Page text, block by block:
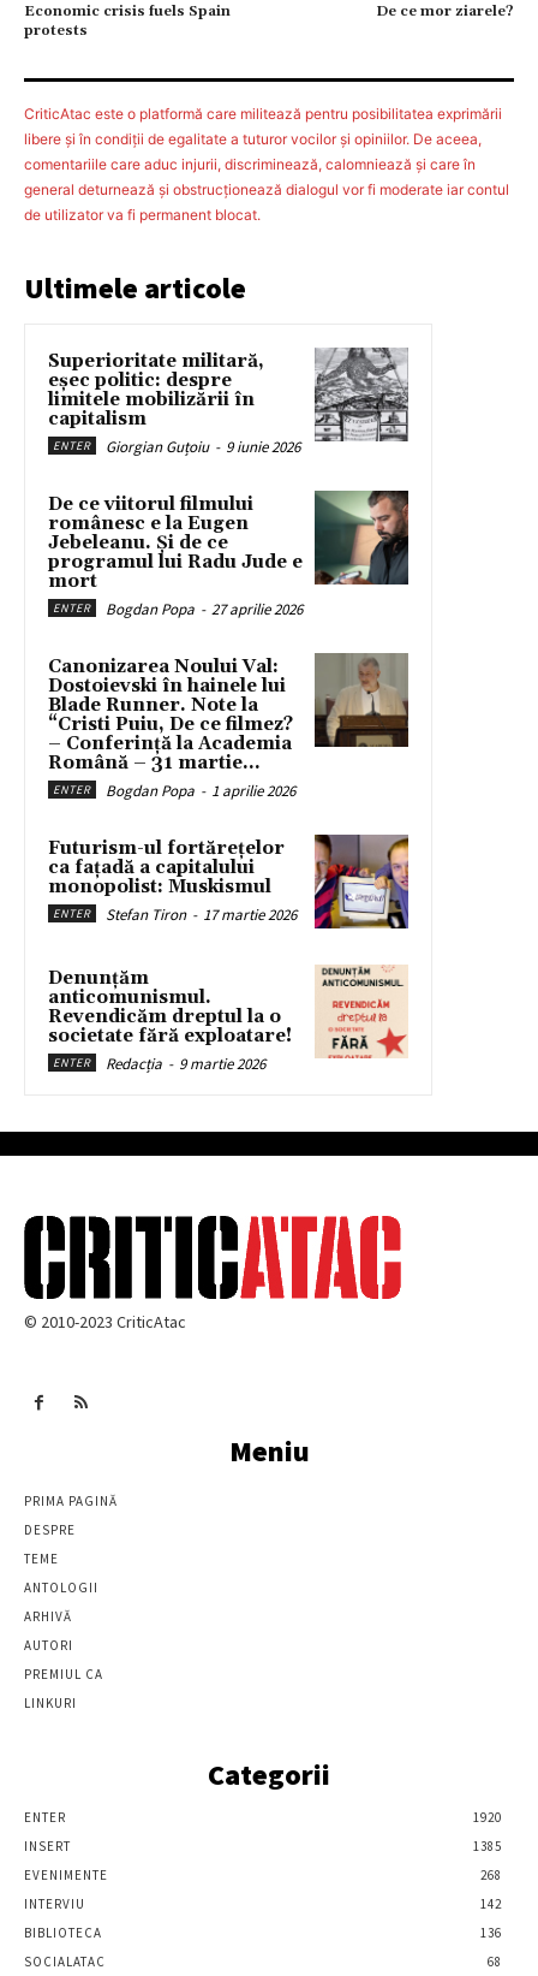
Economic crisis fuels Spain
protests
De ce mor ziarele?
CriticAtac este o platformă care militează pentru posibilitatea exprimării
libere şi în condiţii de egalitate a tuturor vocilor şi opiniilor. De aceea,
comentariile care aduc injurii, discriminează, calomniează şi care în
general deturnează şi obstrucţionează dialogul vor fi moderate iar contul
de utilizator va fi permanent blocat.
Ultimele articole
Superioritate militară,
eșec politic: despre
limitele mobilizării în
capitalism
ENTER Giorgian Guțoiu - 9 iunie 2026
De ce viitorul filmului
românesc e la Eugen
Jebeleanu. Și de ce
programul lui Radu Jude e
mort
ENTER Bogdan Popa - 27 aprilie 2026
Canonizarea Noului Val:
Dostoievski în hainele lui
Blade Runner. Note la
“Cristi Puiu, De ce filmez?
– Conferință la Academia
Română – 31 martie...
ENTER Bogdan Popa - 1 aprilie 2026
Futurism-ul fortărețelor
ca fațadă a capitalului
monopolist: Muskismul
ENTER Stefan Tiron - 17 martie 2026
Denunțăm
anticomunismul.
Revendicăm dreptul la o
societate fără exploatare!
ENTER Redacția - 9 martie 2026
© 2010-2023 CriticAtac
Meniu
PRIMA PAGINĂ
DESPRE
TEME
ANTOLOGII
ARHIVĂ
AUTORI
PREMIUL CA
LINKURI
Categorii
ENTER
1920
INSERT
1385
EVENIMENTE
268
INTERVIU
142
BIBLIOTECA
136
SOCIALATAC
68